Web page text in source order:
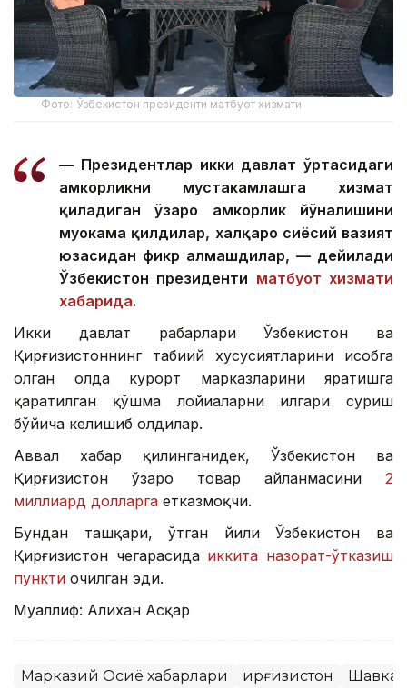
Фото: Ўзбекистон президенти матбуот хизмати
— Президентлар икки давлат ўртасидаги
ҳамкорликни мустаҳкамлашга хизмат
қиладиган ўзаро ҳамкорлик йўналишини
муҳокама қилдилар, халқаро сиёсий вазият
юзасидан фикр алмашдилар, — дейилади
Ўзбекистон президенти матбуот хизмати
хабарида.
Икки давлат раҳбарлари Ўзбекистон ва
Қирғизистоннинг табиий хусусиятларини ҳисобга
олган ҳолда курорт марказларини яратишга
қаратилган қўшма лойиҳаларни илгари суриш
бўйича келишиб олдилар.
Аввал хабар қилинганидек, Ўзбекистон ва
Қирғизистон ўзаро товар айланмасини 2
миллиард долларга етказмоқчи.
Бундан ташқари, ўтган йили Ўзбекистон ва
Қирғизистон чегарасида иккита назорат-ўтказиш
пункти очилган эди.
Муаллиф: Алихан Асқар
Марказий Осиё хабарлари Қирғизистон